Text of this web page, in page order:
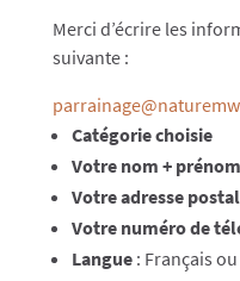
Merci d’écrire les
suivante :
Catégorie choisie
Votre nom + prénom
Votre adresse
Votre numéro de
Langue: Français